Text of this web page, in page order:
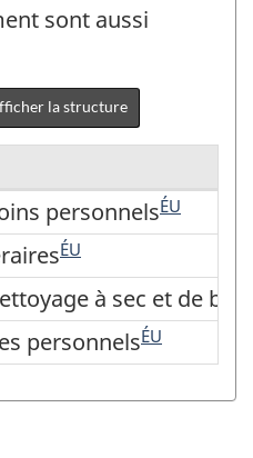
sont aussi
la structure
personnels
personnelsÉU
ÉU
à sec et de
à sec et de
personnels
personnelsÉU